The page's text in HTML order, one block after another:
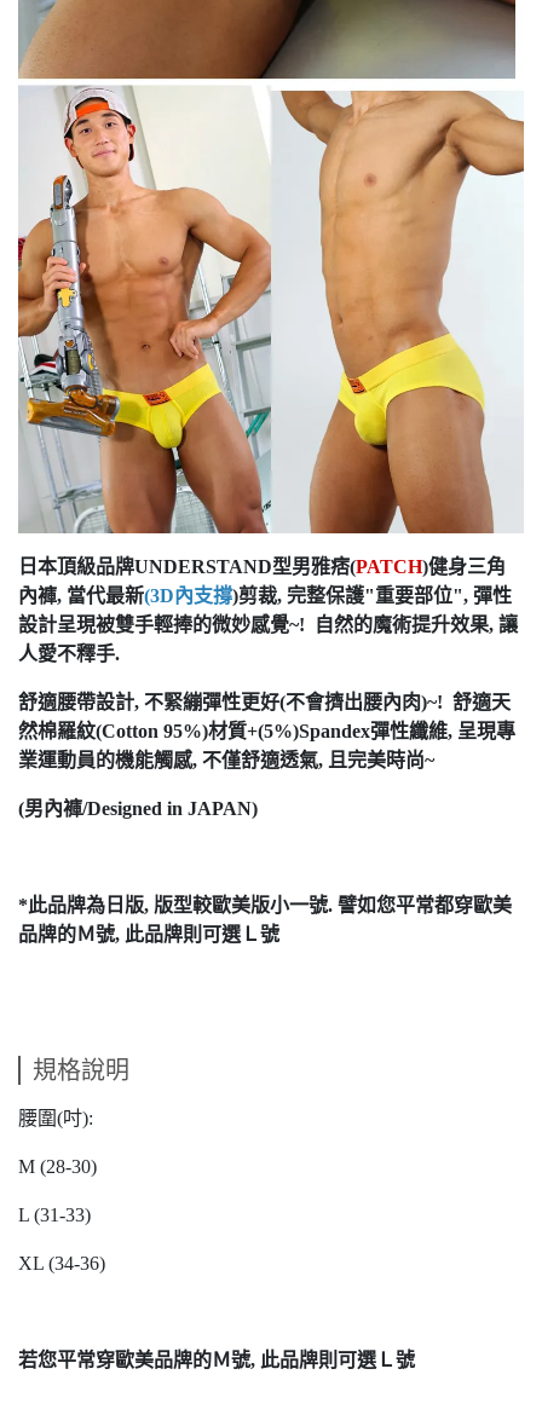
日本頂級品牌UNDERSTAND型男雅痞(PATCH)健身三角
內褲, 當代最新(3D內支撐)剪裁, 完整保護"重要部位", 彈性
設計呈現被雙手輕捧的微妙感覺~! 自然的魔術提升效果, 讓
人愛不釋手.
舒適腰帶設計, 不緊繃彈性更好(不會擠出腰內肉)~! 舒適天
然棉羅紋(Cotton 95%)材質+(5%)Spandex彈性纖維, 呈現專
業運動員的機能觸感, 不僅舒適透氣, 且完美時尚~
(男內褲/Designed in JAPAN)
*此品牌為日版, 版型較歐美版小一號. 譬如您平常都穿歐美
品牌的Ｍ號, 此品牌則可選Ｌ號
規格說明
腰圍(吋):
M (28-30)
L (31-33)
XL (34-36)
若您平常穿歐美品牌的Ｍ號, 此品牌則可選Ｌ號